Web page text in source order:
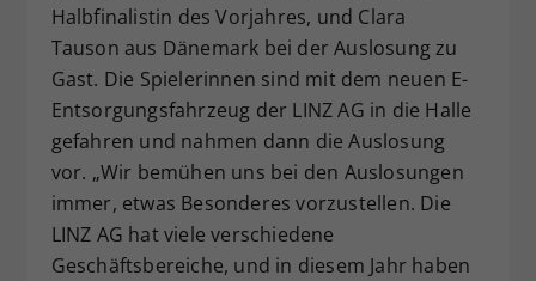
Halbfinalistin des Vorjahres, und Clara
Tauson aus Dänemark bei der Auslosung zu
Gast. Die Spielerinnen sind mit dem neuen E-
Entsorgungsfahrzeug der LINZ AG in die Halle
gefahren und nahmen dann die Auslosung
vor. „Wir bemühen uns bei den Auslosungen
immer, etwas Besonderes vorzustellen. Die
LINZ AG hat viele verschiedene
Geschäftsbereiche, und in diesem Jahr haben